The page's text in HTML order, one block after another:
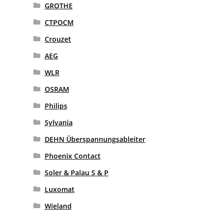
GROTHE
CTPOCM
Crouzet
AEG
WLR
OSRAM
Philips
Sylvania
DEHN Überspannungsableiter
Phoenix Contact
Soler & Palau S & P
Luxomat
Wieland